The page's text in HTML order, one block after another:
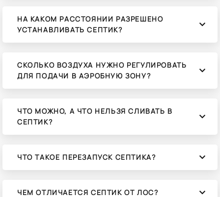
НА КАКОМ РАССТОЯНИИ РАЗРЕШЕНО
УСТАНАВЛИВАТЬ СЕПТИК?
СКОЛЬКО ВОЗДУХА НУЖНО РЕГУЛИРОВАТЬ
ДЛЯ ПОДАЧИ В АЭРОБНУЮ ЗОНУ?
ЧТО МОЖНО, А ЧТО НЕЛЬЗЯ СЛИВАТЬ В
СЕПТИК?
ЧТО ТАКОЕ ПЕРЕЗАПУСК СЕПТИКА?
ЧЕМ ОТЛИЧАЕТСЯ СЕПТИК ОТ ЛОС?